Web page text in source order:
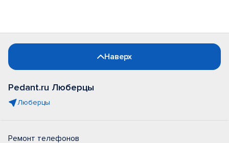
Наверх
Pedant.ru Люберцы
Люберцы
Ремонт телефонов